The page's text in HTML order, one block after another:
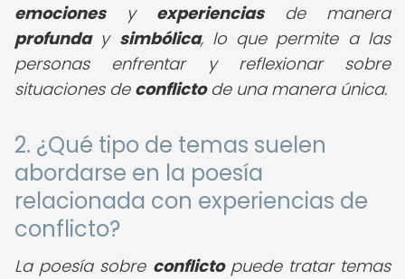
emocionesy experienciasde manera
profunday simbólica, lo que permite a las
personas enfrentar y reflexionar sobre
situaciones de conflictode una manera única.
2. ¿Qué tipo de temas suelen
abordarse en la poesía
relacionada con experiencias de
conflicto?
La poesía sobre conflictopuede tratar temas